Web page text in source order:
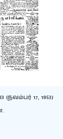
168 (டிசம்பர் 22, 1956)